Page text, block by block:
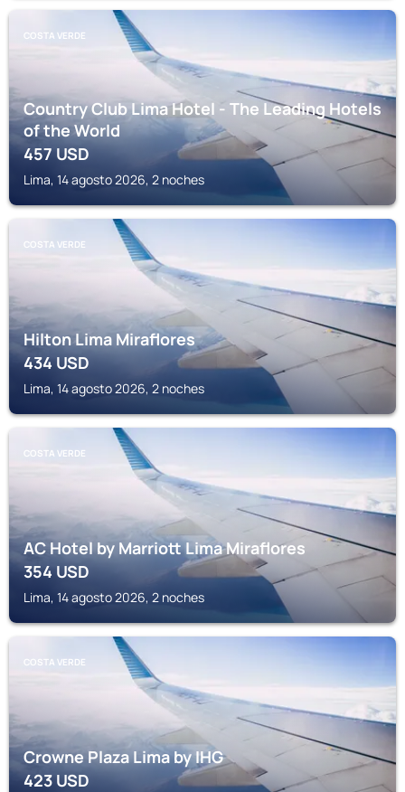
COSTA VERDE
Country Club Lima Hotel - The Leading Hotels
of the World
457USD
Lima, 14 agosto 2026, 2 noches
COSTA VERDE
Hilton Lima Miraflores
434USD
Lima, 14 agosto 2026, 2 noches
COSTA VERDE
AC Hotel by Marriott Lima Miraflores
354USD
Lima, 14 agosto 2026, 2 noches
COSTA VERDE
Crowne Plaza Lima by IHG
423USD